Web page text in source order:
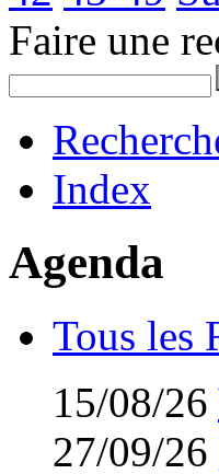
Faire une
Index
Agenda
Tous les
15/08/26
27/09/26